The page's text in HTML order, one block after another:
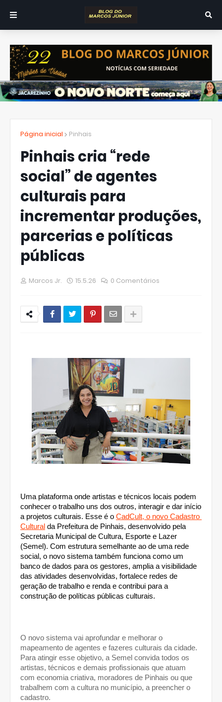
Página inicial Pinhais
Pinhais cria “rede
social” de agentes
culturais para
incrementar produções,
parcerias e políticas
públicas
Marcos Jr. 15.5.26 0 Comentários
Uma plataforma onde artistas e técnicos locais podem
conhecer o trabalho uns dos outros, interagir e dar início
a projetos culturais. Esse é o CadCult, o novo Cadastro
Cultural da Prefeitura de Pinhais, desenvolvido pela
Secretaria Municipal de Cultura, Esporte e Lazer
(Semel). Com estrutura semelhante ao de uma rede
social, o novo sistema também funciona como um
banco de dados para os gestores, amplia a visibilidade
das atividades desenvolvidas, fortalece redes de
geração de trabalho e renda e contribui para a
construção de políticas públicas culturais.
O novo sistema vai aprofundar e melhorar o
mapeamento de agentes e fazeres culturais da cidade.
Para atingir esse objetivo, a Semel convida todos os
artistas, técnicos e demais profissionais que atuam
com economia criativa, moradores de Pinhais ou que
trabalhem com a cultura no município, a preencher o
cadastro.